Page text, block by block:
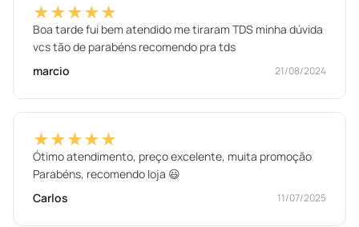
★★★★★
Boa tarde fui bem atendido me tiraram TDS minha dúvida
vcs tão de parabéns recomendo pra tds
marcio
21/08/2024
★★★★★
Ótimo atendimento, preço excelente, muita promoção
Parabéns, recomendo loja 😃
Carlos
11/07/2025